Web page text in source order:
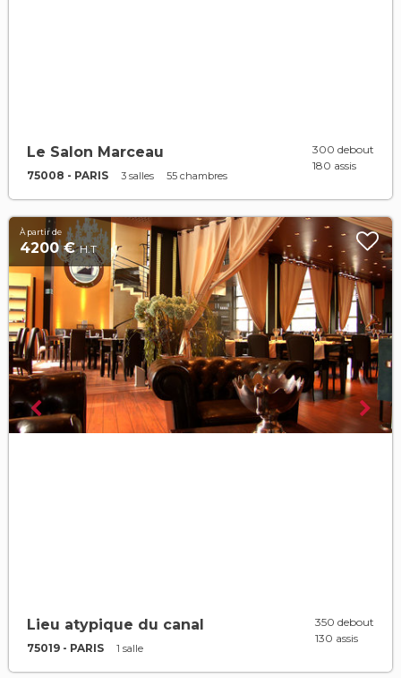
Le Salon Marceau
75008 - PARIS 3 salles 55 chambres
300 debout
180 assis
À partir de
4200 €H.T
Lieu atypique du canal
75019 - PARIS 1 salle
350 debout
130 assis